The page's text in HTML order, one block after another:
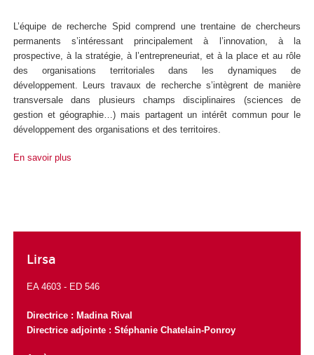
L’équipe de recherche Spid comprend une trentaine de chercheurs
permanents s’intéressant principalement à l’innovation, à la
prospective, à la stratégie, à l’entrepreneuriat, et à la place et au rôle
des organisations territoriales dans les dynamiques de
développement. Leurs travaux de recherche s’intègrent de manière
transversale dans plusieurs champs disciplinaires (sciences de
gestion et géographie…) mais partagent un intérêt commun pour le
développement des organisations et des territoires.
En savoir plus
Lirsa
EA 4603 - ED 546
Directrice : Madina Rival
Directrice adjointe : Stéphanie Chatelain-Ponroy